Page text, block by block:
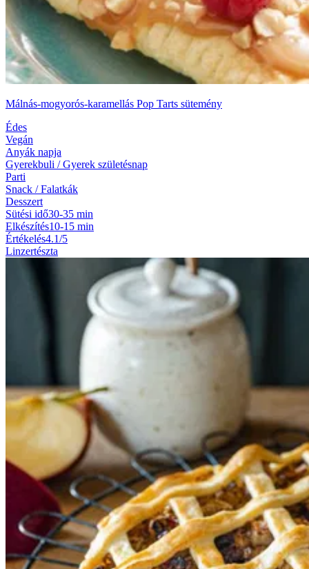
Málnás-mogyorós-karamellás Pop Tarts sütemény
Édes
Vegán
Anyák napja
Gyerekbuli / Gyerek születésnap
Parti
Snack / Falatkák
Desszert
Sütési idő30-35 min
Elkészítés10-15 min
Értékelés4.1/5
Linzertészta